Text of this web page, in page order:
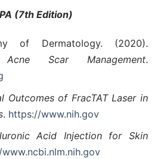
(7th Edition)
of Dermatology. (2020).
Scar Management.
Outcomes of FracTAT Laser in
. https://www.nih.gov
Acid Injection for Skin